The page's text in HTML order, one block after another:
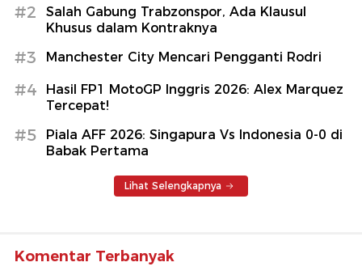
#2
Salah Gabung Trabzonspor, Ada Klausul
Khusus dalam Kontraknya
#3 Manchester City Mencari Pengganti Rodri
#4
Hasil FP1 MotoGP Inggris 2026: Alex Marquez
Tercepat!
#5
Piala AFF 2026: Singapura Vs Indonesia 0-0 di
Babak Pertama
Lihat Selengkapnya
Komentar Terbanyak